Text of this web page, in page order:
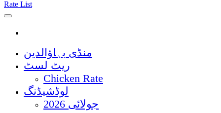
Rate List
منڈی بہاؤالدین
ریٹ لسٹ
Chicken Rate
لوڈشیڈنگ
جولائی 2026